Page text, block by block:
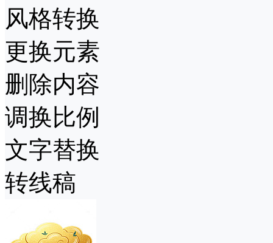
风格转换
更换元素
删除内容
调换比例
文字替换
转线稿